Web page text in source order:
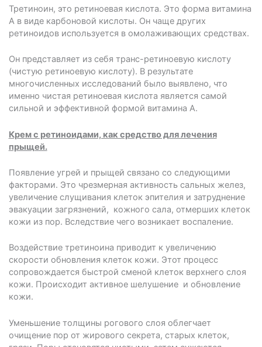
Третиноин, это ретиноевая кислота. Это форма витамина
А в виде карбоновой кислоты. Он чаще других
ретиноидов используется в омолаживающих средствах.
Он представляет из себя транс-ретиноевую кислоту
(чистую ретиноевую кислоту). В результате
многочисленных исследований было выявлено, что
именно чистая ретиноевая кислота является самой
сильной и эффективной формой витамина А.
Крем с ретиноидами, как средство для лечения
прыщей.
Появление угрей и прыщей связано со следующими
факторами. Это чрезмерная активность сальных желез,
увеличение слущивания клеток эпителия и затруднение
эвакуации загрязнений, кожного сала, отмерших клеток
кожи из пор. Вследствие чего возникает воспаление.
Воздействие третиноина приводит к увеличению
скорости обновления клеток кожи. Этот процесс
сопровождается быстрой сменой клеток верхнего слоя
кожи. Происходит активное шелушение и обновление
кожи.
Уменьшение толщины рогового слоя облегчает
очищение пор от жирового секрета, старых клеток,